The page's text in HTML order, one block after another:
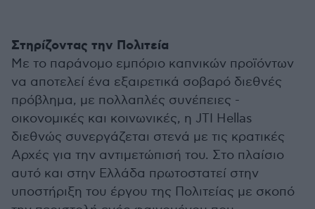
Στηρίζοντας την Πολιτεία
Με το παράνομο εμπόριο καπνικών προϊόντων
να αποτελεί ένα εξαιρετικά σοβαρό διεθνές
πρόβλημα, με πολλαπλές συνέπειες -
οικονομικές και κοινωνικές, η JTI Hellas
διεθνώς συνεργάζεται στενά με τις κρατικές
Αρχές για την αντιμετώπισή του. Στο πλαίσιο
αυτό και στην Ελλάδα πρωτοστατεί στην
υποστήριξη του έργου της Πολιτείας με σκοπό